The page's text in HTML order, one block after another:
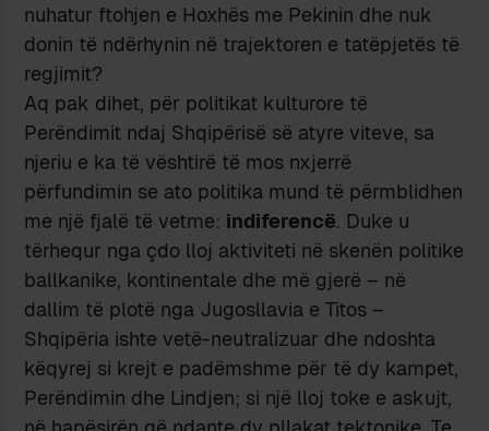
nuhatur ftohjen e Hoxhës me Pekinin dhe nuk
donin të ndërhynin në trajektoren e tatëpjetës të
regjimit?
Aq pak dihet, për politikat kulturore të
Perëndimit ndaj Shqipërisë së atyre viteve, sa
njeriu e ka të vështirë të mos nxjerrë
përfundimin se ato politika mund të përmblidhen
me një fjalë të vetme: indiferencë. Duke u
tërhequr nga çdo lloj aktiviteti në skenën politike
ballkanike, kontinentale dhe më gjerë – në
dallim të plotë nga Jugosllavia e Titos –
Shqipëria ishte vetë-neutralizuar dhe ndoshta
këqyrej si krejt e padëmshme për të dy kampet,
Perëndimin dhe Lindjen; si një lloj toke e askujt,